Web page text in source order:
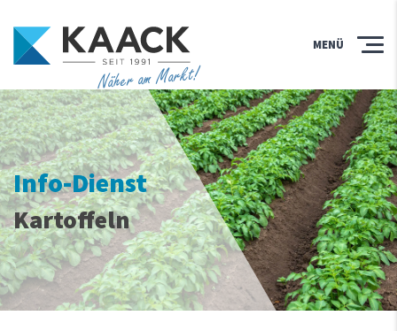
Näher am Markt!
MENÜ
Info-Dienst
Kartoffeln